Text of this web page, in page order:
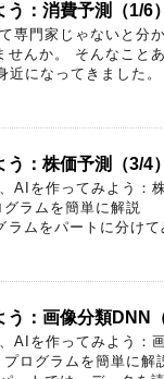
：消費予測（1/6）
門家じゃないと分
せんか。 そんなこと
近になってきました
：株価予測（3/4）
を作ってみよう：
ラムを簡単に解説
ラムをパートに分け
：画像分類DNN（
を作ってみよう：
ログラムを簡単に